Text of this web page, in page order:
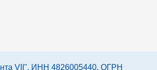
VII", ИНН 4826005440, ОГРН